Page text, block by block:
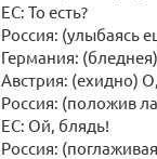
ЕС: То есть?
Россия: (улыбаясь
Германия:
Австрия: (ехидно)
Россия: (положив
ЕС: Ой, блядь!
Россия: